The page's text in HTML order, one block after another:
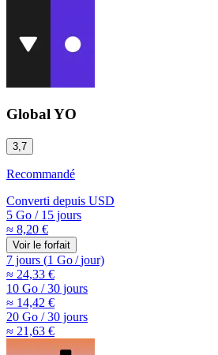
Global YO
3,7
Recommandé
Converti depuis USD
5 Go /15 jours
≈ 8,20 €
Voir le forfait
7 jours (1 Go/jour)
≈ 24,33 €
10 Go /30 jours
≈ 14,42 €
20 Go /30 jours
≈ 21,63 €